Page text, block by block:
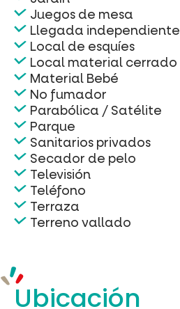
Juegos de mesa
Llegada independiente
Local de esquíes
Local material cerrado
Material Bebé
No fumador
Parabólica / Satélite
Parque
Sanitarios privados
Secador de pelo
Televisión
Teléfono
Terraza
Terreno vallado
Ubicación